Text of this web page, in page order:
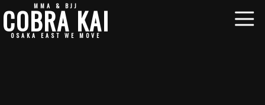
MMA & BJJ
COBRA KAI
OSAKA EAST WE MOVE